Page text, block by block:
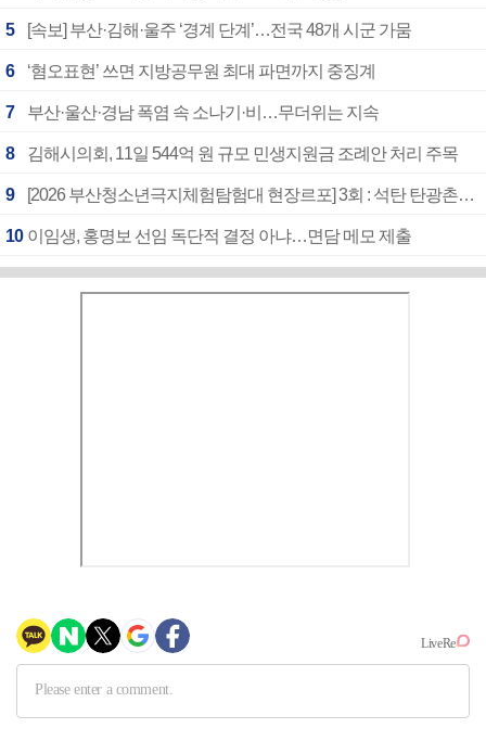
5 [속보] 부산·김해·울주 ‘경계 단계’…전국 48개 시군 가뭄
6 ‘혐오표현’ 쓰면 지방공무원 최대 파면까지 중징계
7 부산·울산·경남 폭염 속 소나기·비…무더위는 지속
8 김해시의회, 11일 544억 원 규모 민생지원금 조례안 처리 주목
9 [2026 부산청소년극지체험탐험대 현장르포] 3회 : 석탄 탄광촌에서 북극 연구의 중심지로
10 이임생, 홍명보 선임 독단적 결정 아냐…면담 메모 제출